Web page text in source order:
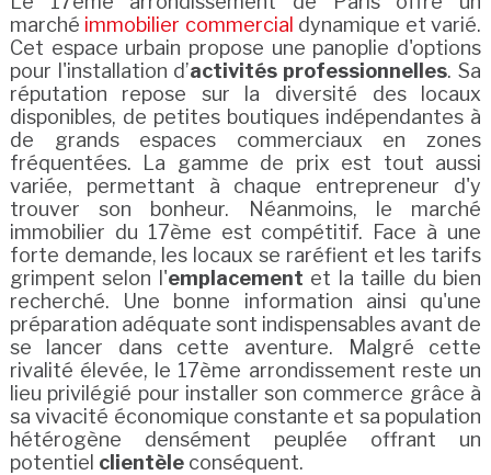
marché immobilier commercial dynamique et varié.
Cet espace urbain propose une panoplie d'options
pour l'installation d’activités professionnelles. Sa
réputation repose sur la diversité des locaux
disponibles, de petites boutiques indépendantes à
de grands espaces commerciaux en zones
fréquentées. La gamme de prix est tout aussi
variée, permettant à chaque entrepreneur d'y
trouver son bonheur. Néanmoins, le marché
immobilier du 17ème est compétitif. Face à une
forte demande, les locaux se raréfient et les tarifs
grimpent selon l'emplacement et la taille du bien
recherché. Une bonne information ainsi qu'une
préparation adéquate sont indispensables avant de
se lancer dans cette aventure. Malgré cette
rivalité élevée, le 17ème arrondissement reste un
lieu privilégié pour installer son commerce grâce à
sa vivacité économique constante et sa population
hétérogène densément peuplée offrant un
potentiel clientèleconséquent.